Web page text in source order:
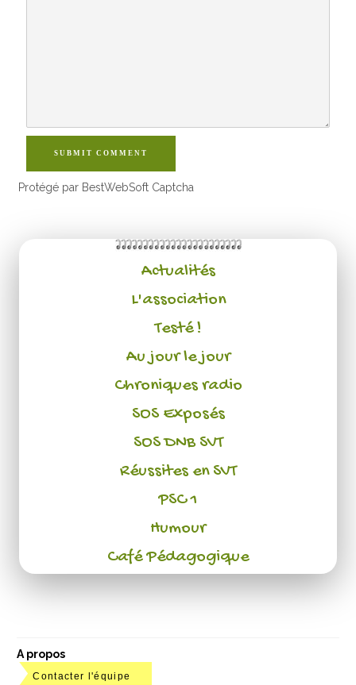
SUBMIT COMMENT
Protégé par BestWebSoft Captcha
Actualités
L'association
Testé !
Au jour le jour
Chroniques radio
SOS Exposés
SOS DNB SVT
Réussites en SVT
PSC 1
Humour
Café Pédagogique
A propos
Contacter l'équipe